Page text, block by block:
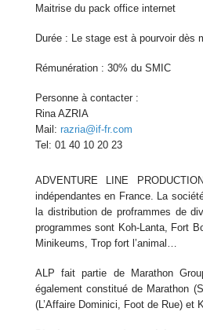
Maitrise du pack office internet
Durée : Le stage est à pourvoir dès
Rémunération : 30% du SMIC
Personne à contacter :
Rina AZRIA
Mail: razria@if-fr.com
Tel: 01 40 10 20 23
ADVENTURE LINE
indépendantes en France. La
la distribution de proframmes de
programmes sont Koh-Lanta, Fort
Minikeums, Trop fort l’animal…
ALP fait partie de Marathon
également constitué de Marathon
(L’Affaire Dominici, Foot de Rue) et